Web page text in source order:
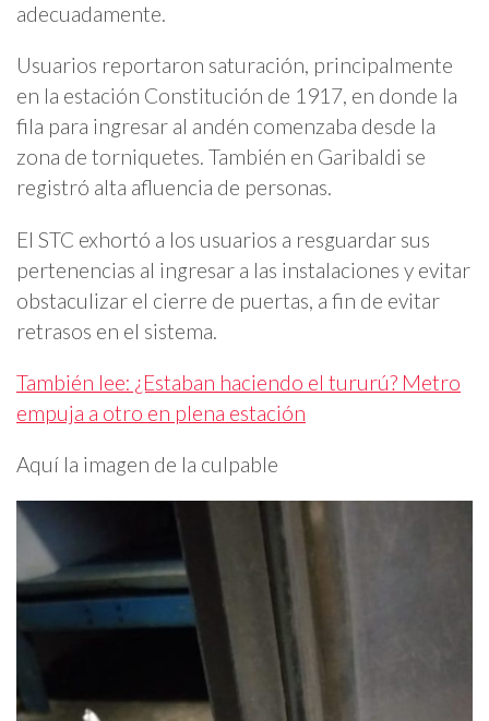
adecuadamente.
Usuarios reportaron saturación, principalmente
en la estación Constitución de 1917, en donde la
fila para ingresar al andén comenzaba desde la
zona de torniquetes. También en Garibaldi se
registró alta afluencia de personas.
El STC exhortó a los usuarios a resguardar sus
pertenencias al ingresar a las instalaciones y evitar
obstaculizar el cierre de puertas, a fin de evitar
retrasos en el sistema.
También lee: ¿Estaban haciendo el tururú? Metro
empuja a otro en plena estación
Aquí la imagen de la culpable